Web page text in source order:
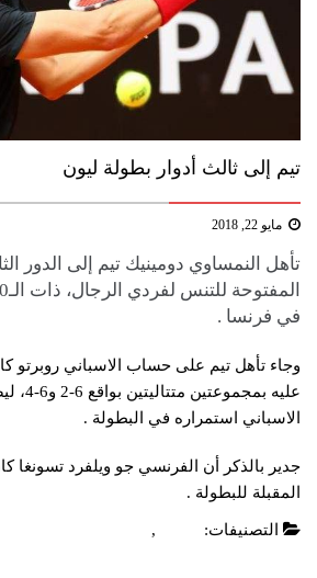
تيم إلى ثالث أدوار بطولة ليون
مايو 22, 2018
تأهل النمساوي ​دومينيك تيم​ إلى الدور
في فرنسا .
وجاء تأهل تيم على حساب الاسباني ​روبرتو
عليه
الاسباني استمراره في البطولة .
جدير بالذكر أن الفرنسي جو ويلفرد تسونغا
المقبلة للبطولة .
التصنيفات: ,